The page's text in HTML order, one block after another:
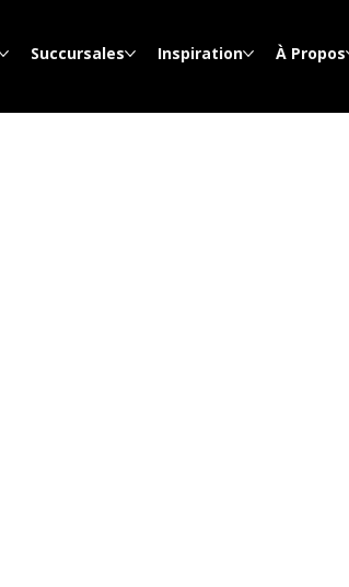
Succursales Inspiration À Propos